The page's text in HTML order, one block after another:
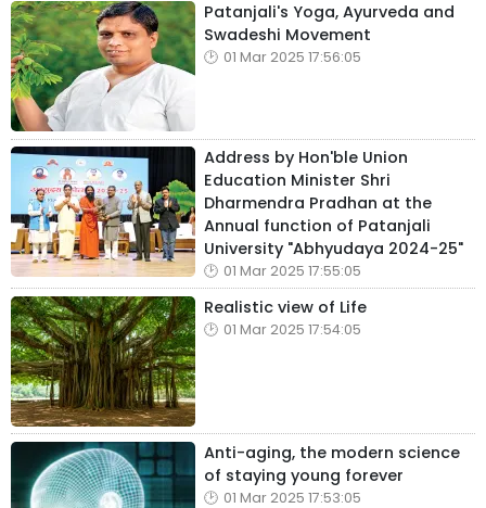
Patanjali's Yoga, Ayurveda and
Swadeshi Movement
01 Mar 2025 17:56:05
Address by Hon'ble Union
Education Minister Shri
Dharmendra Pradhan at the
Annual function of Patanjali
University "Abhyudaya 2024-25"
01 Mar 2025 17:55:05
Realistic view of Life
01 Mar 2025 17:54:05
Anti-aging, the modern science
of staying young forever
01 Mar 2025 17:53:05